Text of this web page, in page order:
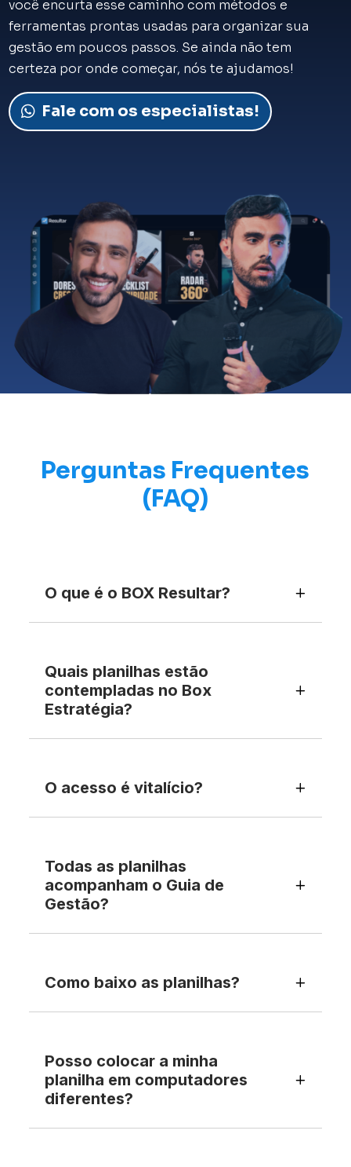
você encurta esse caminho com métodos e
ferramentas prontas usadas para organizar sua
gestão em poucos passos. Se ainda não tem
certeza por onde começar, nós te ajudamos!
Fale com os especialistas!
Perguntas Frequentes
(FAQ)
O que é o BOX Resultar?
Quais planilhas estão
contempladas no Box
Estratégia?
O acesso é vitalício?
Todas as planilhas
acompanham o Guia de
Gestão?
Como baixo as planilhas?
Posso colocar a minha
planilha em computadores
diferentes?